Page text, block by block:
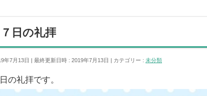
７日の礼拝
年7月13日 最終更新日時 : 2019年7月13日 カテゴリー : 未分類
の礼拝です。